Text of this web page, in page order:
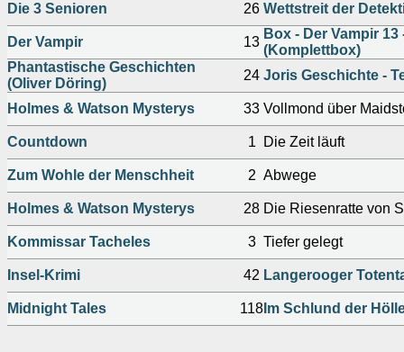
Die 3 Senioren 26 Wettstreit der
Der Vampir 13
Box - Der Vampir 13
(Komplettbox)
Phantastische Geschichten
(Oliver Döring)
24 Joris Geschichte -
Holmes & Watson Mysterys 33 Vollmond über
Countdown 1 Die Zeit läuft
Zum Wohle der Menschheit 2 Abwege
Holmes & Watson Mysterys 28 Die Riesenratte von
Kommissar Tacheles 3 Tiefer gelegt
Insel-Krimi 42 Langerooger
Midnight Tales 118 Im Schlund der